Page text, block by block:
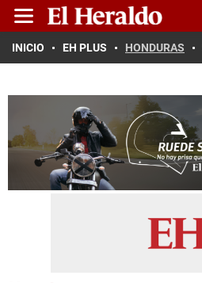
INICIO EH PLUS HONDURAS